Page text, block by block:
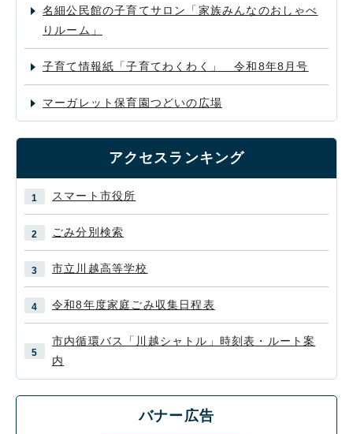
名細公民館の子育てサロン「家族みんなのおしゃべ
りルーム」
子育て情報紙「子育てわくわく」 令和8年8月号
マーガレット保育園つどいの広場
アクセスランキング
スマート市役所
ごみ分別検索
市立川越高等学校
令和8年度家庭ごみ収集日程表
市内循環バス「川越シャトル」時刻表・ルート案
内
バナー広告